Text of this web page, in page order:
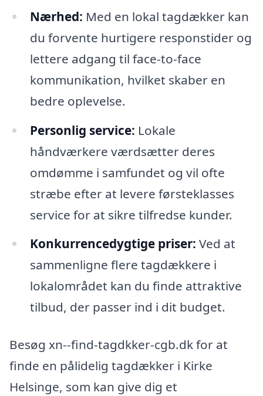
Nærhed: Med en lokal tagdækker kan
du forvente hurtigere responstider og
lettere adgang til face-to-face
kommunikation, hvilket skaber en
bedre oplevelse.
Personlig service: Lokale
håndværkere værdsætter deres
omdømme i samfundet og vil ofte
stræbe efter at levere førsteklasses
service for at sikre tilfredse kunder.
Konkurrencedygtige priser: Ved at
sammenligne flere tagdækkere i
lokalområdet kan du finde attraktive
tilbud, der passer ind i dit budget.
Besøg xn--find-tagdkker-cgb.dk for at
finde en pålidelig tagdækker i Kirke
Helsinge, som kan give dig et